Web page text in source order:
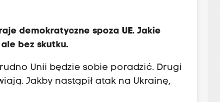
demokratyczne spoza UE. Jakie
bez skutku.
Unii będzie sobie poradzić. Drugi
Jakby nastąpił atak na Ukrainę,